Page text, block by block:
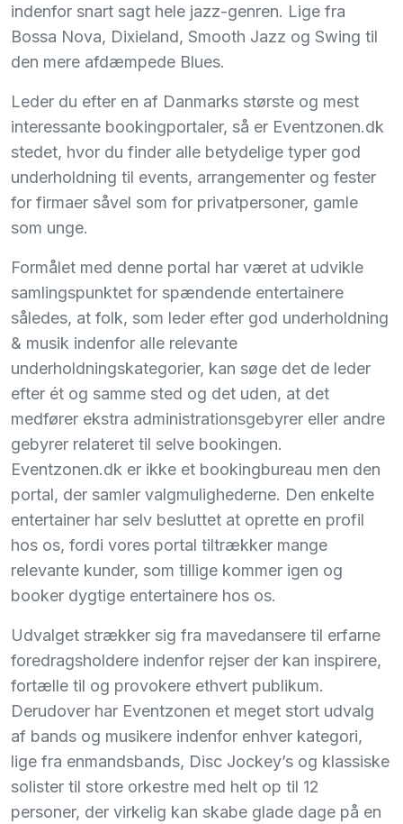
indenfor snart sagt hele jazz-genren. Lige fra
Bossa Nova, Dixieland, Smooth Jazz og Swing til
den mere afdæmpede Blues.
Leder du efter en af Danmarks største og mest
interessante bookingportaler, så er Eventzonen.dk
stedet, hvor du finder alle betydelige typer god
underholdning til events, arrangementer og fester
for firmaer såvel som for privatpersoner, gamle
som unge.
Formålet med denne portal har været at udvikle
samlingspunktet for spændende entertainere
således, at folk, som leder efter god underholdning
& musik indenfor alle relevante
underholdningskategorier, kan søge det de leder
efter ét og samme sted og det uden, at det
medfører ekstra administrationsgebyrer eller andre
gebyrer relateret til selve bookingen.
Eventzonen.dk er ikke et bookingbureau men den
portal, der samler valgmulighederne. Den enkelte
entertainer har selv besluttet at oprette en profil
hos os, fordi vores portal tiltrækker mange
relevante kunder, som tillige kommer igen og
booker dygtige entertainere hos os.
Udvalget strækker sig fra mavedansere til erfarne
foredragsholdere indenfor rejser der kan inspirere,
fortælle til og provokere ethvert publikum.
Derudover har Eventzonen et meget stort udvalg
af bands og musikere indenfor enhver kategori,
lige fra enmandsbands, Disc Jockey’s og klassiske
solister til store orkestre med helt op til 12
personer, der virkelig kan skabe glade dage på en